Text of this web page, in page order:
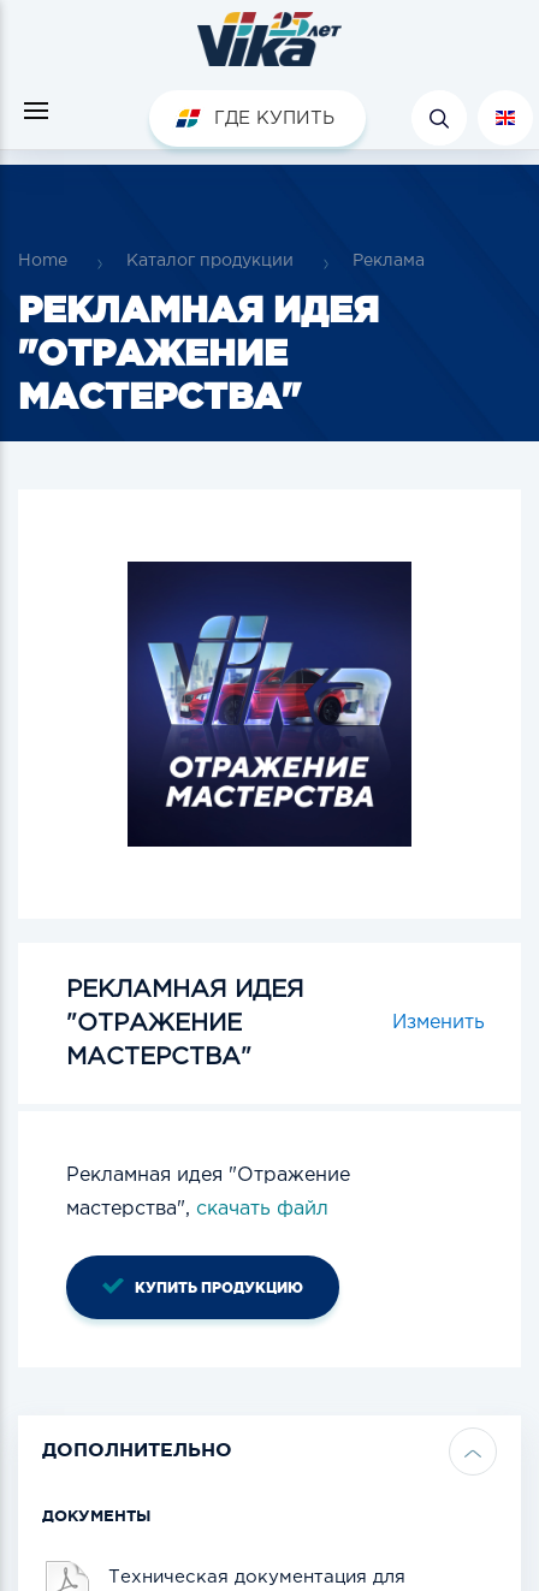
ГДЕ КУПИТЬ
Home Каталог продукции Реклама
РЕКЛАМНАЯ ИДЕЯ
"ОТРАЖЕНИЕ
МАСТЕРСТВА"
РЕКЛАМНАЯ ИДЕЯ
"ОТРАЖЕНИЕ
МАСТЕРСТВА"
Изменить
Рекламная идея "Отражение
мастерства", скачать файл
КУПИТЬ ПРОДУКЦИЮ
ДОПОЛНИТЕЛЬНО
ДОКУМЕНТЫ
Техническая документация для